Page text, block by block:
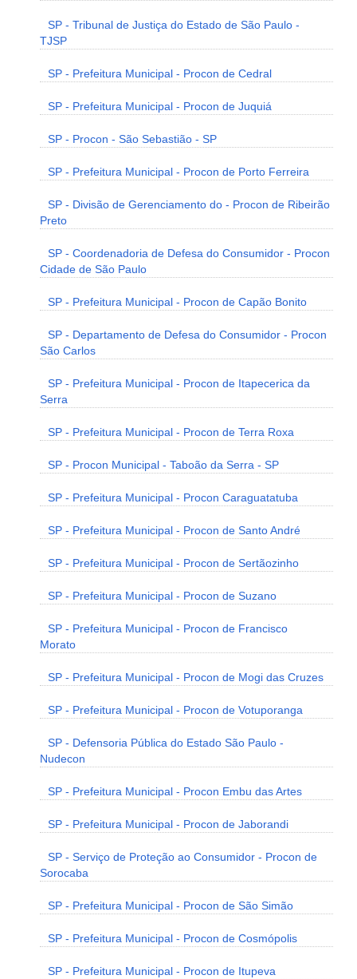
SP - Tribunal de Justiça do Estado de São Paulo -
TJSP
SP - Prefeitura Municipal - Procon de Cedral
SP - Prefeitura Municipal - Procon de Juquiá
SP - Procon - São Sebastião - SP
SP - Prefeitura Municipal - Procon de Porto Ferreira
SP - Divisão de Gerenciamento do - Procon de Ribeirão
Preto
SP - Coordenadoria de Defesa do Consumidor - Procon
Cidade de São Paulo
SP - Prefeitura Municipal - Procon de Capão Bonito
SP - Departamento de Defesa do Consumidor - Procon
São Carlos
SP - Prefeitura Municipal - Procon de Itapecerica da
Serra
SP - Prefeitura Municipal - Procon de Terra Roxa
SP - Procon Municipal - Taboão da Serra - SP
SP - Prefeitura Municipal - Procon Caraguatatuba
SP - Prefeitura Municipal - Procon de Santo André
SP - Prefeitura Municipal - Procon de Sertãozinho
SP - Prefeitura Municipal - Procon de Suzano
SP - Prefeitura Municipal - Procon de Francisco
Morato
SP - Prefeitura Municipal - Procon de Mogi das Cruzes
SP - Prefeitura Municipal - Procon de Votuporanga
SP - Defensoria Pública do Estado São Paulo -
Nudecon
SP - Prefeitura Municipal - Procon Embu das Artes
SP - Prefeitura Municipal - Procon de Jaborandi
SP - Serviço de Proteção ao Consumidor - Procon de
Sorocaba
SP - Prefeitura Municipal - Procon de São Simão
SP - Prefeitura Municipal - Procon de Cosmópolis
SP - Prefeitura Municipal - Procon de Itupeva